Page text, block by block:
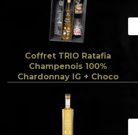
Coffret TRIO Ratafia
Champenois 100%
Chardonnay IG + Choco